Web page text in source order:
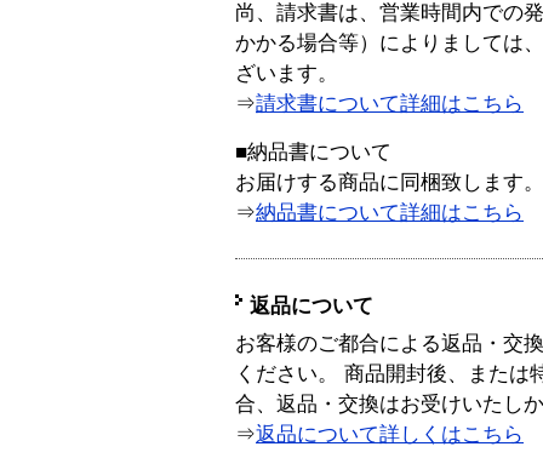
尚、請求書は、営業時間内での
かかる場合等）によりましては
ざいます。
⇒請求書について詳細はこちら
■納品書について
お届けする商品に同梱致します。
⇒納品書について詳細はこちら
返品について
お客様のご都合による返品・交
ください。 商品開封後、または
合、返品・交換はお受けいたし
⇒返品について詳しくはこちら